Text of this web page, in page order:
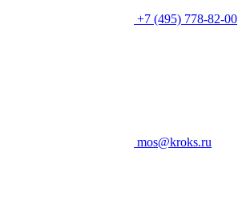
+7 (495) 778-82-00
mos@kroks.ru